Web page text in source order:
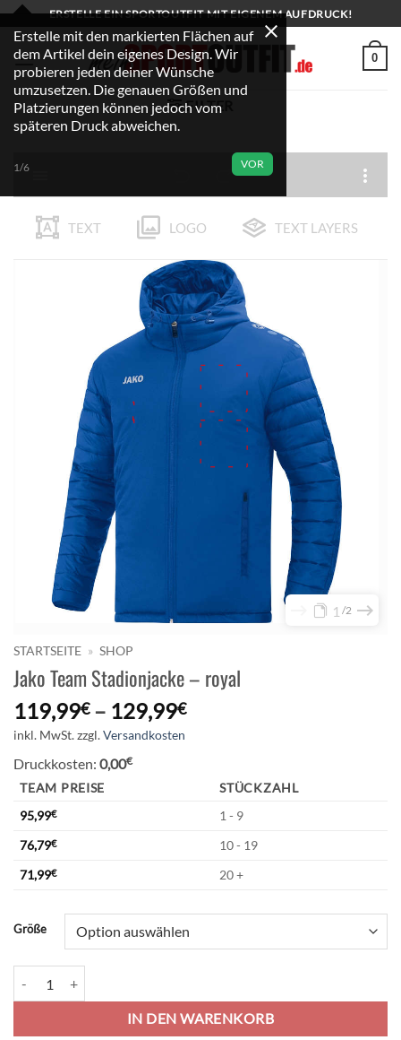
Zum
Inhalt
springen
ERSTELLE EIN SPORTOUTFIT MIT EIGENEM AUFDRUCK!
0
FILTER
TEXT LOGO TEXT LAYERS
1 2
STARTSEITE » SHOP
Jako Team Stadionjacke – royal
119,99€– 129,99€
inkl. MwSt.zzgl.Versandkosten
Druckkosten: 0,00€
TEAM PREISE
STÜCKZAHL
95,99€
1 - 9
76,79€
10 - 19
71,99€ 20 +
Größe
IN DEN WARENKORB
Alternative:
Erstelle mit den markierten Flächen auf
dem Artikel dein eigenes Design. Wir
probieren jeden deiner Wünsche
umzusetzen. Die genauen Größen und
Platzierungen können jedoch vom
späteren Druck abweichen.
VOR
1/6